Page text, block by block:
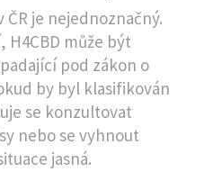
ČR je nejednoznačný.
H4CBD může být
pod zákon o
by byl klasifikován
se konzultovat
nebo se vyhnout
jasná.